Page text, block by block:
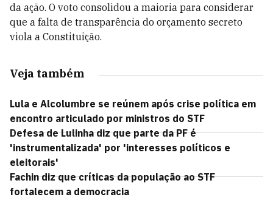
da ação. O voto consolidou a maioria para considerar
que a falta de transparência do orçamento secreto
viola a Constituição.
Veja também
Lula e Alcolumbre se reúnem após crise política em
encontro articulado por ministros do STF
Defesa de Lulinha diz que parte da PF é
'instrumentalizada' por 'interesses políticos e
eleitorais'
Fachin diz que críticas da população ao STF
fortalecem a democracia